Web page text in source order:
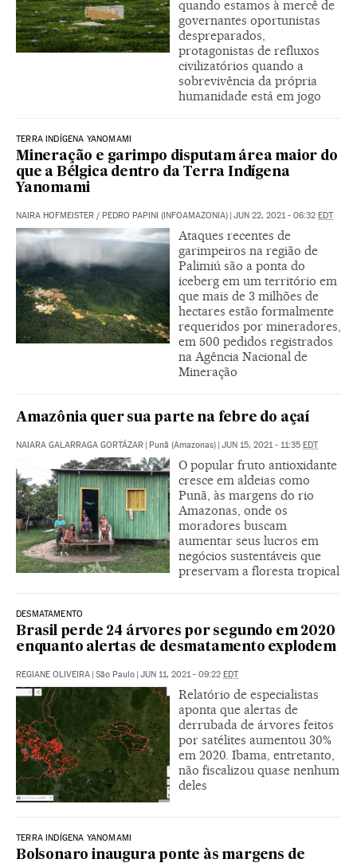
quando estamos à mercê de
governantes oportunistas
despreparados,
protagonistas de refluxos
civilizatórios quando a
sobrevivência da própria
humanidade está em jogo
TERRA INDÍGENA YANOMAMI
Mineração e garimpo disputam área maior do
que a Bélgica dentro da Terra Indígena
Yanomami
NAIRA HOFMEISTER / PEDRO PAPINI (INFOAMAZONIA) | JUN 22, 2021 - 06:32 EDT
Ataques recentes de
garimpeiros na região de
Palimiú são a ponta do
iceberg em um território em
que mais de 3 milhões de
hectares estão formalmente
requeridos por mineradores,
em 500 pedidos registrados
na Agência Nacional de
Mineração
Amazônia quer sua parte na febre do açaí
NAIARA GALARRAGA GORTÁZAR | Punã (Amazonas) | JUN 15, 2021 - 11:35 EDT
O popular fruto antioxidante
cresce em aldeias como
Punã, às margens do rio
Amazonas, onde os
moradores buscam
aumentar seus lucros em
negócios sustentáveis que
preservam a floresta tropical
DESMATAMENTO
Brasil perde 24 árvores por segundo em 2020
enquanto alertas de desmatamento explodem
REGIANE OLIVEIRA | São Paulo | JUN 11, 2021 - 09:22 EDT
Relatório de especialistas
aponta que alertas de
derrubada de árvores feitos
por satélites aumentou 30%
em 2020. Ibama, entretanto,
não fiscalizou quase nenhum
deles
TERRA INDÍGENA YANOMAMI
Bolsonaro inaugura ponte às margens de